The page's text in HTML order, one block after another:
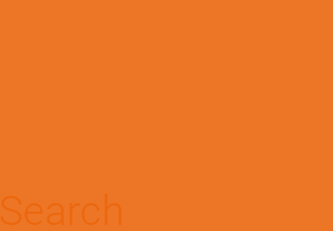
Search